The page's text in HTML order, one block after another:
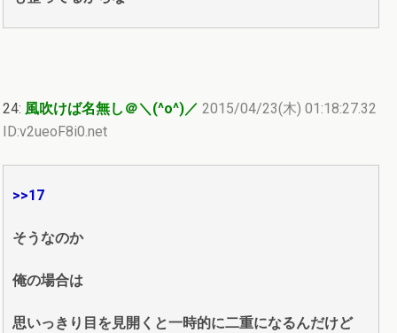
24: 風吹けば名無し＠＼(^o^)／ 2015/04/23(木) 01:18:27.32
ID:v2ueoF8i0.net
>>17
そうなのか
俺の場合は
思いっきり目を見開くと一時的に二重になるんだけど